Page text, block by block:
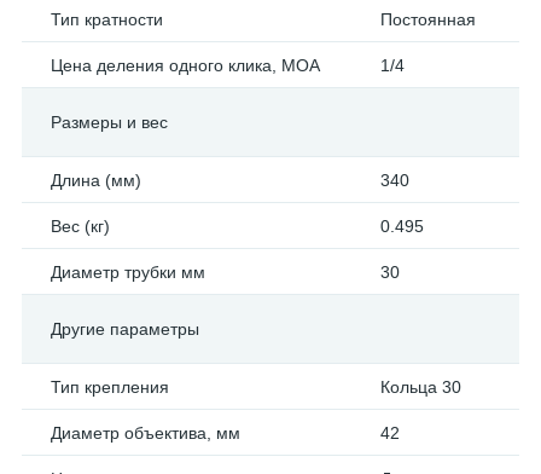
Тип кратности Постоянная
Цена деления одного клика, МОА 1/4
Размеры и вес
Длина (мм) 340
Вес (кг) 0.495
Диаметр трубки мм 30
Другие параметры
Тип крепления Кольца 30
Диаметр объектива, мм 42